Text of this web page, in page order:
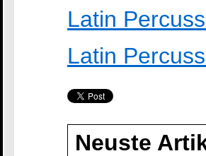
Latin
Latin
Neuste